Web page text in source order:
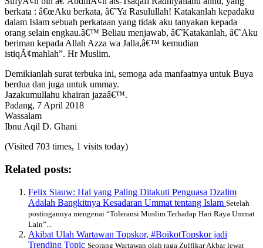
berkata : â€œAku berkata, â€˜Ya Rasulullah! Katakanlah kepadaku
dalam Islam sebuah perkataan yang tidak aku tanyakan kepada
orang selain engkau.â€™ Beliau menjawab, â€˜Katakanlah, â€˜Aku
beriman kepada Allah Azza wa Jalla,â€™ kemudian
istiqÃ¢mahlah”. Hr Muslim.
Demikianlah surat terbuka ini, semoga ada manfaatnya untuk Buya
berdua dan juga untuk ummay.
Jazakumullahu khairan jazaâ€™.
Padang, 7 April 2018
Wassalam
Ibnu Aqil D. Ghani
(Visited 703 times, 1 visits today)
Related posts:
Felix Siauw: Hal yang Paling Ditakuti Penguasa Dzalim
Adalah Bangkitnya Kesadaran Ummat tentang Islam Setelah
postingannya mengenai “Toleransi Muslim Terhadap Hari Raya Ummat
Lain”...
Akibat Ulah Wartawan Topskor, #BoikotTopskor jadi
Trending Topic Seorang Wartawan olah raga Zulfikar Akbar lewat